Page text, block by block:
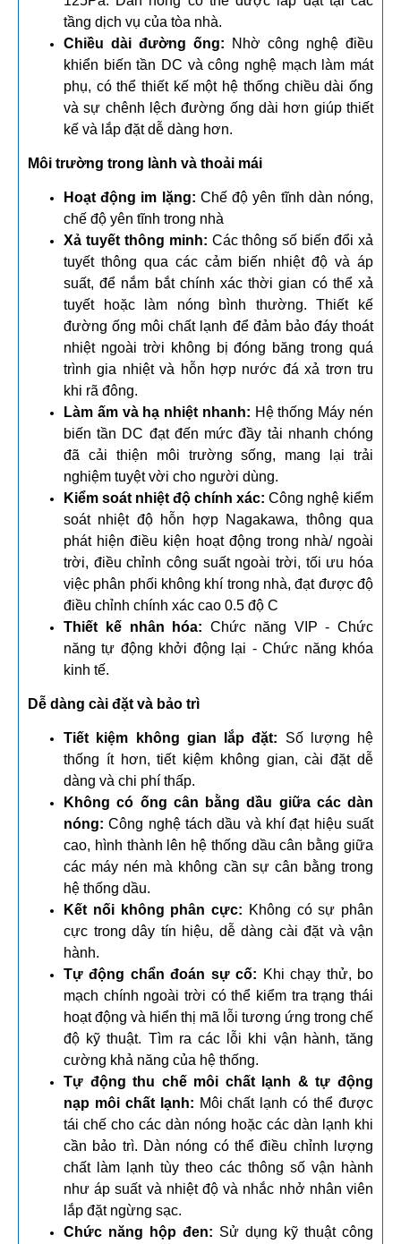
tầng dịch vụ của tòa nhà.
Chiều dài đường ống: Nhờ công nghệ điều
khiển biến tần DC và công nghệ mạch làm mát
phụ, có thể thiết kế một hệ thống chiều dài ống
và sự chênh lệch đường ống dài hơn giúp thiết
kế và lắp đặt dễ dàng hơn.
Môi trường trong lành và thoải mái
Hoạt động im lặng: Chế độ yên tĩnh dàn nóng,
chế độ yên tĩnh trong nhà
Xả tuyết thông minh: Các thông số biến đổi xả
tuyết thông qua các cảm biến nhiệt độ và áp
suất, để nắm bắt chính xác thời gian có thể xả
tuyết hoặc làm nóng bình thường. Thiết kế
đường ống môi chất lạnh để đảm bảo đáy thoát
nhiệt ngoài trời không bị đóng băng trong quá
trình gia nhiệt và hỗn hợp nước đá xả trơn tru
khi rã đông.
Làm ấm và hạ nhiệt nhanh: Hệ thống Máy nén
biến tần DC đạt đến mức đầy tải nhanh chóng
đã cải thiện môi trường sống, mang lại trải
nghiệm tuyệt vời cho người dùng.
Kiểm soát nhiệt độ chính xác: Công nghệ kiểm
soát nhiệt độ hỗn hợp Nagakawa, thông qua
phát hiện điều kiện hoạt động trong nhà/ ngoài
trời, điều chỉnh công suất ngoài trời, tối ưu hóa
việc phân phối không khí trong nhà, đạt được độ
điều chỉnh chính xác cao 0.5 độ C
Thiết kế nhân hóa: Chức năng VIP - Chức
năng tự động khởi động lại - Chức năng khóa
kinh tế.
Dễ dàng cài đặt và bảo trì
Tiết kiệm không gian lắp đặt: Số lượng hệ
thống ít hơn, tiết kiệm không gian, cài đặt dễ
dàng và chi phí thấp.
Không có ống cân bằng dầu giữa các dàn
nóng: Công nghệ tách dầu và khí đạt hiệu suất
cao, hình thành lên hệ thống dầu cân bằng giữa
các máy nén mà không cần sự cân bằng trong
hệ thống dầu.
Kết nối không phân cực: Không có sự phân
cực trong dây tín hiệu, dễ dàng cài đặt và vận
hành.
Tự động chẩn đoán sự cố: Khi chạy thử, bo
mạch chính ngoài trời có thể kiểm tra trạng thái
hoạt động và hiển thị mã lỗi tương ứng trong chế
độ kỹ thuật. Tìm ra các lỗi khi vận hành, tăng
cường khả năng của hệ thống.
Tự động thu chế môi chất lạnh & tự động
nạp môi chất lạnh: Môi chất lạnh có thể được
tái chế cho các dàn nóng hoặc các dàn lạnh khi
cần bảo trì. Dàn nóng có thể điều chỉnh lượng
chất làm lạnh tùy theo các thông số vận hành
như áp suất và nhiệt độ và nhắc nhở nhân viên
lắp đặt ngừng sạc.
Chức năng hộp đen: Sử dụng kỹ thuật công